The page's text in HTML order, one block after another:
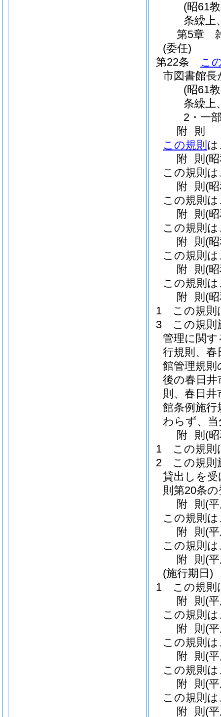
(昭61
条繰上
第5章
(委任)
第22条
こ
市図書館
(昭61
条繰上
2・一
附 則
この規則 は
附 則 (
この規則
附 則 (
この規則
附 則 (
この規則
附 則 (
この規則
附 則 (
この規則
附 則 (
1
この規則
3
この規則
管理に関す
行規則、春
館管理規
後の春日井
則、春日
館条例施行
わらず、
附 則 (
1
この規則
2
この規則
貸出しを
則第20条
附 則 (
この規則
附 則 (
この規則
附 則 (
(施行期日)
1
この規則
附 則 (
この規則
附 則 (
この規則
附 則 (
この規則
附 則 (
この規則
附 則 (